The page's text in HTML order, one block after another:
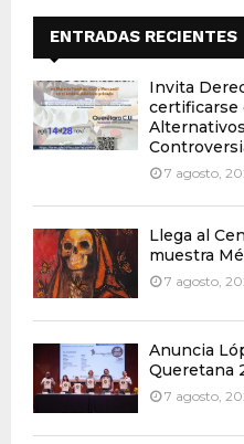
ENTRADAS RECIENTES
Invita
certificarse
7 agosto,
Llega al
muestra
7 agosto,
Anuncia
Queretana
7 agosto,